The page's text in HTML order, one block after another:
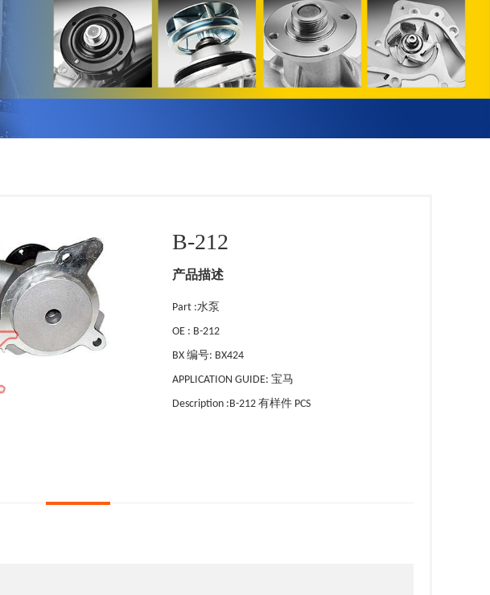
B-212
产品描述
Part :水泵
OE : B-212
BX 编号: BX424
APPLICATION GUIDE: 宝马
Description :B-212 有样件 PCS